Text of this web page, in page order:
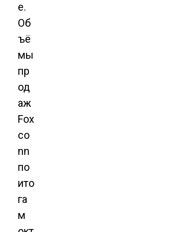
е.
Об
ъё
мы
пр
од
аж
Fox
co
nn
по
ито
га
м